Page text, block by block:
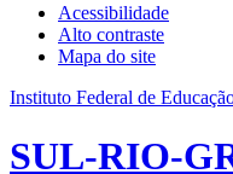
Acessibilidade
Alto contraste
Mapa do site
Instituto Federal de
SUL-RIO-